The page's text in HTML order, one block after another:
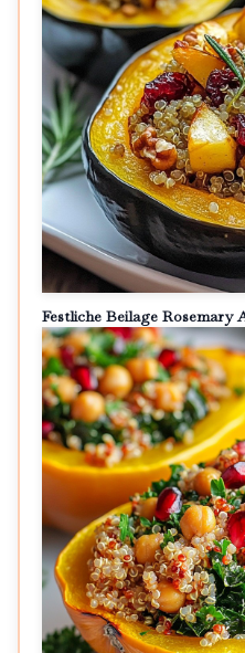
Festliche Beilage Rosemary